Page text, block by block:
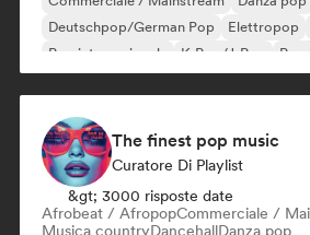
Deutschpop/German Pop
Elettropop
Pop internazionale
K-Pop/J-Pop Pop
The finest pop music
Curatore Di Playlist
&gt; 3000 risposte date
Afrobeat / AfropopCommerciale /
Musica countryDancehallDanza pop